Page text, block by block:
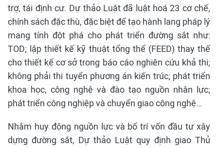
trợ, tái định cư. Dự thảo Luật đã luật hoá 23 cơ chế,
chính sách đặc thù, đặc biệt để tạo hành lang pháp lý
mang tính đột phá cho phát triển đường sắt như:
TOD; lập thiết kế kỹ thuật tổng thể (FEED) thay thế
cho thiết kế cơ sở trong báo cáo nghiên cứu khả thi;
không phải thi tuyển phương án kiến trúc; phát triển
khoa học, công nghệ và đào tạo nguồn nhân lực;
phát triển công nghiệp và chuyển giao công nghệ…
Nhằm huy động nguồn lực và bố trí vốn đầu tư xây
dựng đường sắt, Dự thảo Luật quy định giao Thủ